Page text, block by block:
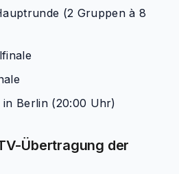
(2 Gruppen à 8
in Berlin (20:00 Uhr)
Übertragung der